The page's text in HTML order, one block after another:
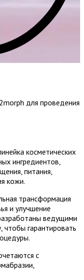
для проведения
косметических
ингредиентов,
питания,
кожи.
трансформация
и улучшение
ведущими
чтобы гарантировать
с